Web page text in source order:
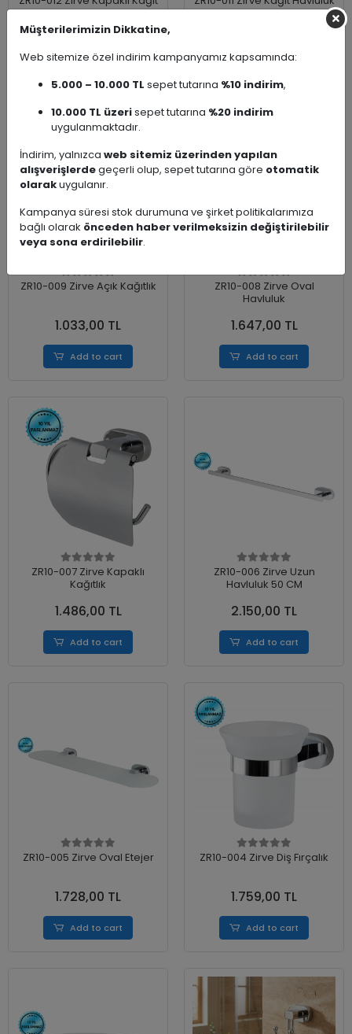
Havluluk
1.594,00 TL
ZR10-009 Zirve Açık Kağıtlık
1.033,00 TL
Add to cart
ZR10-008 Zirve Oval
Havluluk
1.647,00 TL
Add to cart
ZR10-007 Zirve Kapaklı
Kağıtlık
1.486,00 TL
Add to cart
ZR10-006 Zirve Uzun
Havluluk 50 CM
2.150,00 TL
Add to cart
ZR10-005 Zirve Oval Etejer
1.728,00 TL
Add to cart
ZR10-004 Zirve Diş Fırçalık
1.759,00 TL
Add to cart
Müşterilerimizin Dikkatine,
Web sitemize özel indirim kampanyamız kapsamında:
5.000 – 10.000 TL sepet tutarına %10 indirim,
10.000 TL üzerisepet tutarına %20 indirim
uygulanmaktadır.
İndirim, yalnızca web sitemiz üzerinden yapılan
alışverişlerdegeçerli olup, sepet tutarına göre otomatik
olarakuygulanır.
Kampanya süresi stok durumuna ve şirket politikalarımıza
bağlı olarak önceden haber verilmeksizin değiştirilebilir
veya sona erdirilebilir.